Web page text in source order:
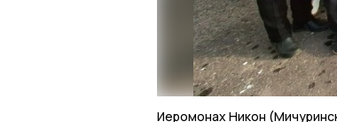
Иеромонах Никон